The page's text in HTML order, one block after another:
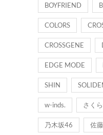
BOYFRIEND
COLORS
CROSSGENE
EDGE MODE
SHIN
w-inds. さく
乃木坂46 佐